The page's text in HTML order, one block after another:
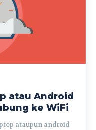
atau Android
ke WiFi
ataupun android